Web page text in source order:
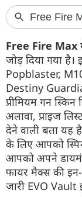
Free Fire Max
जोड़ दिया गया
Popblaster,
Destiny
प्रीमियम गन स्किन
अलावा, प्राइज
देने वाली बता यह
के लिए आपको
आपको अपने
फायर मैक्स की
जारी EVO Vault